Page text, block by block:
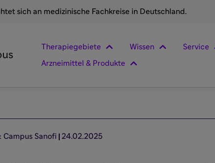
sich an medizinische Fachkreise in Deutschland.
Therapiegebiete Wissen Service
Arzneimittel & Produkte
Campus Sanofi 24.02.2025